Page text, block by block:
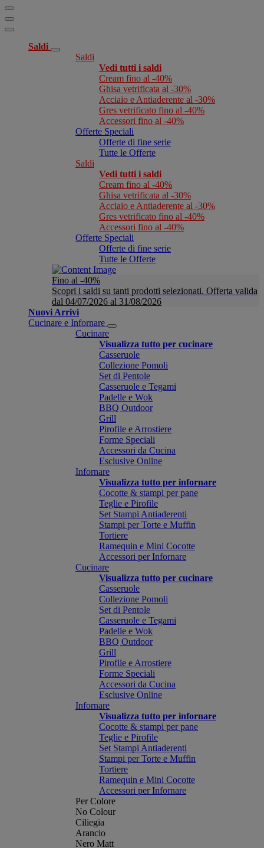
Saldi
Saldi
Vedi tutti i saldi
Cream fino al -40%
Ghisa vetrificata al -30%
Acciaio e Antiaderente al -30%
Gres vetrificato fino al -40%
Accessori fino al -40%
Offerte Speciali
Offerte di fine serie
Tutte le Offerte
Saldi
Vedi tutti i saldi
Cream fino al -40%
Ghisa vetrificata al -30%
Acciaio e Antiaderente al -30%
Gres vetrificato fino al -40%
Accessori fino al -40%
Offerte Speciali
Offerte di fine serie
Tutte le Offerte
Fino al -40%
Scopri i saldi su tanti prodotti selezionati. Offerta valida
dal 04/07/2026 al 31/08/2026
Nuovi Arrivi
Cucinare e Infornare
Cucinare
Visualizza tutto per cucinare
Casseruole
Collezione Pomoli
Set di Pentole
Casseruole e Tegami
Padelle e Wok
BBQ Outdoor
Grill
Pirofile e Arrostiere
Forme Speciali
Accessori da Cucina
Esclusive Online
Infornare
Visualizza tutto per infornare
Cocotte & stampi per pane
Teglie e Pirofile
Set Stampi Antiaderenti
Stampi per Torte e Muffin
Tortiere
Ramequin e Mini Cocotte
Accessori per Infornare
Cucinare
Visualizza tutto per cucinare
Casseruole
Collezione Pomoli
Set di Pentole
Casseruole e Tegami
Padelle e Wok
BBQ Outdoor
Grill
Pirofile e Arrostiere
Forme Speciali
Accessori da Cucina
Esclusive Online
Infornare
Visualizza tutto per infornare
Cocotte & stampi per pane
Teglie e Pirofile
Set Stampi Antiaderenti
Stampi per Torte e Muffin
Tortiere
Ramequin e Mini Cocotte
Accessori per Infornare
Per Colore
No Colour
Ciliegia
Arancio
Nero Matt